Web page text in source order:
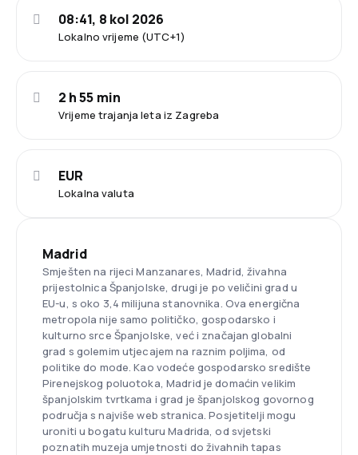
Lokalno vrijeme (UTC+1)
08:41, 8 kol 2026
Vrijeme trajanja leta iz Zagreba
2 h 55 min
Lokalna valuta
EUR
Madrid
Smješten na rijeci Manzanares, Madrid, živahna
prijestolnica Španjolske, drugi je po veličini grad u
EU-u, s oko 3,4 milijuna stanovnika. Ova energična
metropola nije samo političko, gospodarsko i
kulturno srce Španjolske, već i značajan globalni
grad s golemim utjecajem na raznim poljima, od
politike do mode. Kao vodeće gospodarsko središte
Pirenejskog poluotoka, Madrid je domaćin velikim
španjolskim tvrtkama i grad je španjolskog govornog
područja s najviše web stranica. Posjetitelji mogu
uroniti u bogatu kulturu Madrida, od svjetski
poznatih muzeja umjetnosti do živahnih tapas